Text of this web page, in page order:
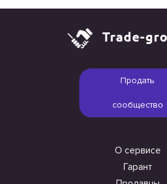
Продать
сообщество
О сервисе
Гарант